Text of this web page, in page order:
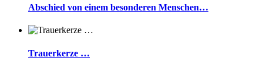
Abschied von einem besonderen Menschen…
Trauerkerze …